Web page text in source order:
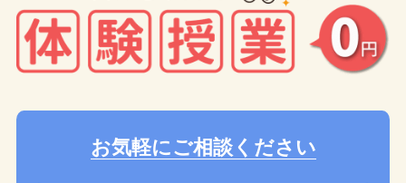
お気軽にご相談ください